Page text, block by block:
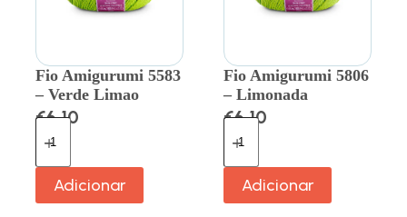
Fio Amigurumi 5583
– Verde Limao
€6.10
Adicionar
Fio Amigurumi 5806
– Limonada
€6.10
Adicionar